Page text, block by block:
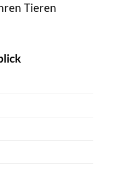
Tieren